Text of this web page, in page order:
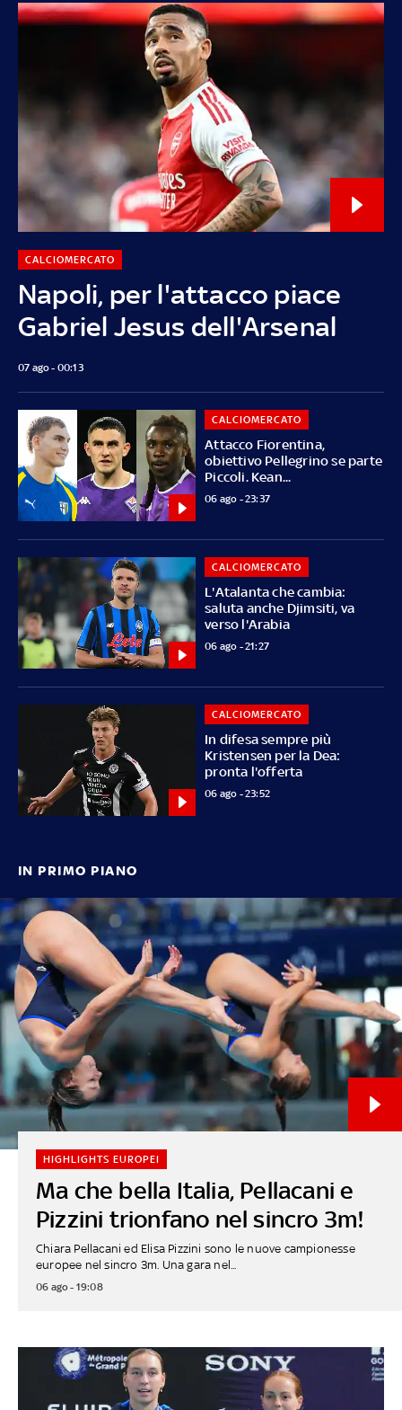
Napoli, per l'attacco piace
Gabriel Jesus dell'Arsenal
CALCIOMERCATO
07 ago - 00:13
Attacco Fiorentina,
obiettivo Pellegrino se parte
Piccoli. Kean...
CALCIOMERCATO
06 ago - 23:37
L'Atalanta che cambia:
saluta anche Djimsiti, va
verso l'Arabia
CALCIOMERCATO
06 ago - 21:27
In difesa sempre più
Kristensen per la Dea:
pronta l'offerta
CALCIOMERCATO
06 ago - 23:52
IN PRIMO PIANO
Ma che bella Italia, Pellacani e
Pizzini trionfano nel sincro 3m!
HIGHLIGHTS EUROPEI
Chiara Pellacani ed Elisa Pizzini sono le nuove campionesse
europee nel sincro 3m. Una gara nel...
06 ago - 19:08